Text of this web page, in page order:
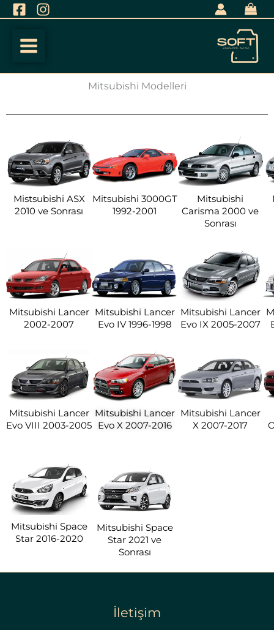
İçeriğe
Mitsubishi Modelleri
Mistsubishi ASX
2010 ve Sonrası
Mitsubishi 3000GT
1992-2001
Mitsubishi
Carisma 2000 ve
Sonrası
Mitsubishi Lancer
2002-2007
Mitsubishi Lancer
Evo IV 1996-1998
Mitsubishi Lancer
Evo IX 2005-2007
Mitsubishi Lancer
Evo VIII 2003-2005
Mitsubishi Lancer
Evo X 2007-2016
Mitsubishi Lancer
X 2007-2017
Mitsubishi Space
Star 2016-2020
Mitsubishi Space
Star 2021 ve
Sonrası
İletişim